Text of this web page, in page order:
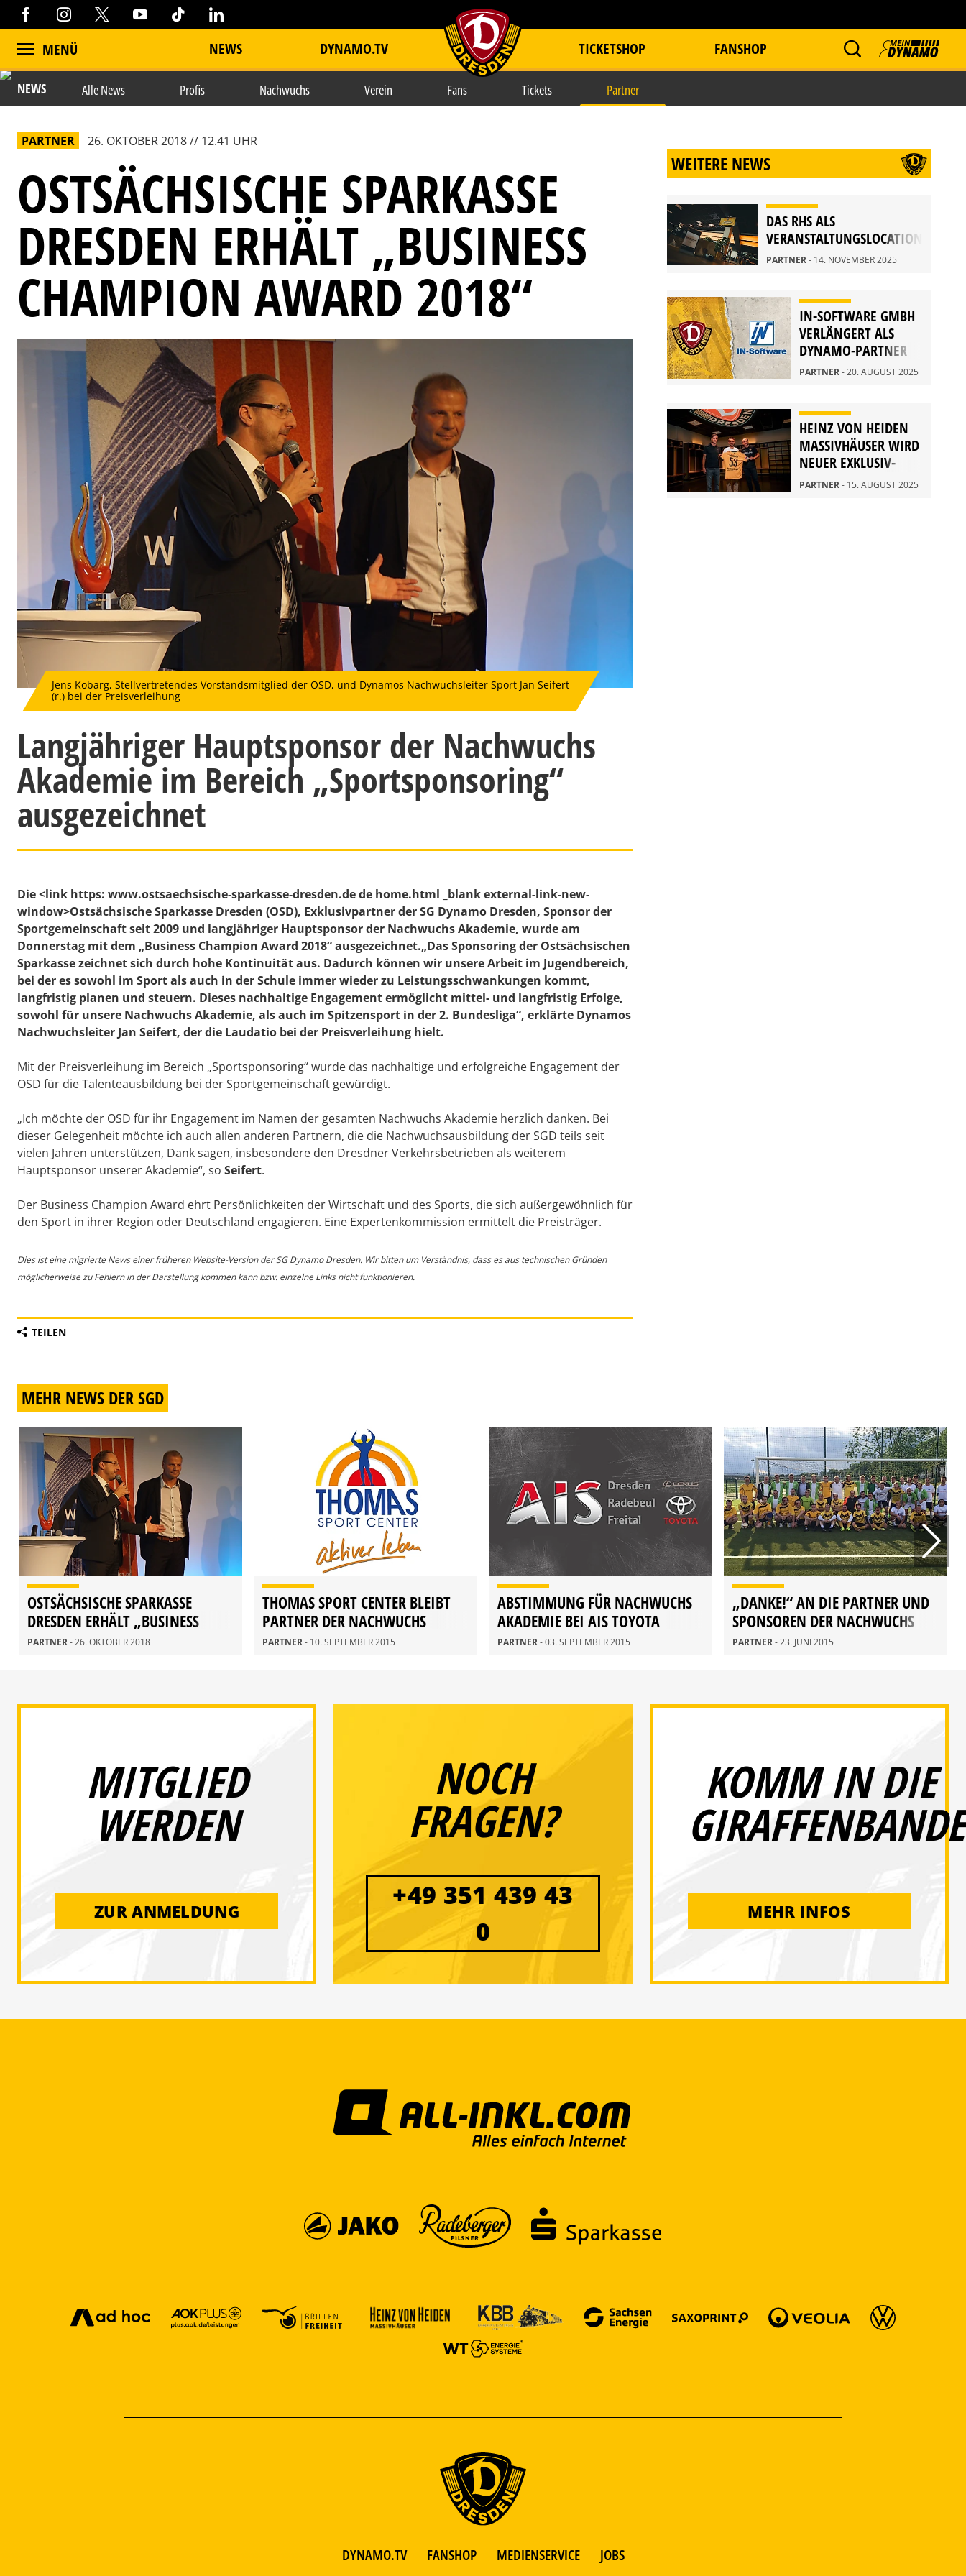
MENÜ NEWS DYNAMO.TV item.title TICKETSHOP FANSHOP
NEWS Alle News Profis Nachwuchs Verein Fans Tickets Partner
PARTNER 26. OKTOBER 2018 // 12.41 UHR
OSTSÄCHSISCHE SPARKASSE
DRESDEN ERHÄLT „BUSINESS
CHAMPION AWARD 2018“
Jens Kobarg, Stellvertretendes Vorstandsmitglied der OSD, und Dynamos Nachwuchsleiter Sport Jan Seifert
(r.) bei der Preisverleihung
Langjähriger Hauptsponsor der Nachwuchs
Akademie im Bereich „Sportsponsoring“
ausgezeichnet
Die <link https: www.ostsaechsische-sparkasse-dresden.de de home.html _blank external-link-new-
window>Ostsächsische Sparkasse Dresden (OSD), Exklusivpartner der SG Dynamo Dresden, Sponsor der
Sportgemeinschaft seit 2009 und langjähriger Hauptsponsor der Nachwuchs Akademie, wurde am
Donnerstag mit dem „Business Champion Award 2018“ ausgezeichnet.„Das Sponsoring der Ostsächsischen
Sparkasse zeichnet sich durch hohe Kontinuität aus. Dadurch können wir unsere Arbeit im Jugendbereich,
bei der es sowohl im Sport als auch in der Schule immer wieder zu Leistungsschwankungen kommt,
langfristig planen und steuern. Dieses nachhaltige Engagement ermöglicht mittel- und langfristig Erfolge,
sowohl für unsere Nachwuchs Akademie, als auch im Spitzensport in der 2. Bundesliga“, erklärte Dynamos
Nachwuchsleiter Jan Seifert, der die Laudatio bei der Preisverleihung hielt.
Mit der Preisverleihung im Bereich „Sportsponsoring“ wurde das nachhaltige und erfolgreiche Engagement der
OSD für die Talenteausbildung bei der Sportgemeinschaft gewürdigt.
„Ich möchte der OSD für ihr Engagement im Namen der gesamten Nachwuchs Akademie herzlich danken. Bei
dieser Gelegenheit möchte ich auch allen anderen Partnern, die die Nachwuchsausbildung der SGD teils seit
vielen Jahren unterstützen, Dank sagen, insbesondere den Dresdner Verkehrsbetrieben als weiterem
Hauptsponsor unserer Akademie“, so Seifert.
Der Business Champion Award ehrt Persönlichkeiten der Wirtschaft und des Sports, die sich außergewöhnlich für
den Sport in ihrer Region oder Deutschland engagieren. Eine Expertenkommission ermittelt die Preisträger.
Dies ist eine migrierte News einer früheren Website-Version der SG Dynamo Dresden. Wir bitten um Verständnis, dass es aus technischen Gründen
möglicherweise zu Fehlern in der Darstellung kommen kann bzw. einzelne Links nicht funktionieren.
TEILEN
WEITERE NEWS
DAS RHS ALS
VERANSTALTUNGSLOCATION
PARTNER- 14. NOVEMBER 2025
IN-SOFTWARE GMBH
VERLÄNGERT ALS
DYNAMO-PARTNER
PARTNER- 20. AUGUST 2025
HEINZ VON HEIDEN
MASSIVHÄUSER WIRD
NEUER EXKLUSIV-
PARTNER
PARTNER- 15. AUGUST 2025
MEHR NEWS DER SGD
OSTSÄCHSISCHE SPARKASSE
DRESDEN ERHÄLT „BUSINESS
CHAMPION AWARD 2018“
PARTNER- 26. OKTOBER 2018
THOMAS SPORT CENTER BLEIBT
PARTNER DER NACHWUCHS
AKADEMIE
PARTNER- 10. SEPTEMBER 2015
ABSTIMMUNG FÜR NACHWUCHS
AKADEMIE BEI AIS TOYOTA
DRESDEN
PARTNER- 03. SEPTEMBER 2015
„DANKE!“ AN DIE PARTNER UND
SPONSOREN DER NACHWUCHS
AKADEMIE
PARTNER- 23. JUNI 2015
MITGLIED
WERDEN
ZUR ANMELDUNG
NOCH
FRAGEN?
+49 351 439 43
0
KOMM IN DIE
GIRAFFENBANDE
MEHR INFOS
DYNAMO.TV FANSHOP MEDIENSERVICE JOBS